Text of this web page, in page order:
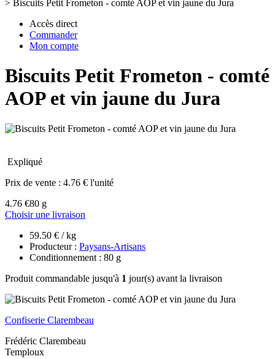
> Biscuits Petit Frometon - comté AOP et vin jaune du Jura
Accès direct
Commander
Mon compte
Biscuits Petit Frometon - comté
AOP et vin jaune du Jura
Expliqué
Prix de vente : 4.76 € l'unité
4.76 €80 g
Choisir une livraison
59.50 € / kg
Producteur : Paysans-Artisans
Conditionnement : 80 g
Produit commandable jusqu'à 1 jour(s) avant la livraison
Confiserie Clarembeau
Frédéric Clarembeau
Temploux